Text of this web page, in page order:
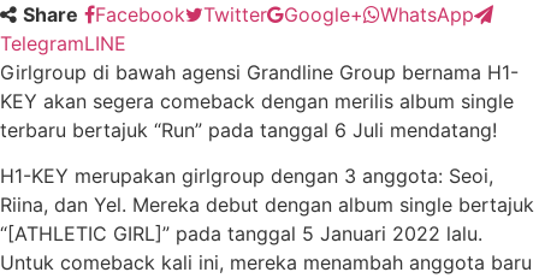
Share
Facebook Twitter Google+
WhatsApp
TelegramLINE
Girlgroup di bawah agensi Grandline Group bernama H1-
KEY akan segera comeback dengan merilis album single
terbaru bertajuk “Run” pada tanggal 6 Juli mendatang!
H1-KEY merupakan girlgroup dengan 3 anggota: Seoi,
Riina, dan Yel. Mereka debut dengan album single bertajuk
“[ATHLETIC GIRL]” pada tanggal 5 Januari 2022 lalu.
Untuk comeback kali ini, mereka menambah anggota baru